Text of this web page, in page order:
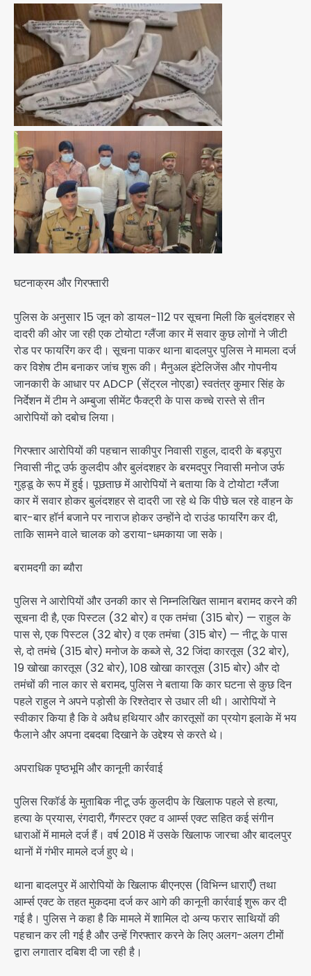
घटनाक्रम और गिरफ्तारी
पुलिस के अनुसार 15 जून को डायल-112 पर सूचना मिली कि बुलंदशहर से
दादरी की ओर जा रही एक टोयोटा ग्लैंजा कार में सवार कुछ लोगों ने जीटी
रोड पर फायरिंग कर दी। सूचना पाकर थाना बादलपुर पुलिस ने मामला दर्ज
कर विशेष टीम बनाकर जांच शुरू की। मैनुअल इंटेलिजेंस और गोपनीय
जानकारी के आधार पर ADCP (सेंट्रल नोएडा) स्वतंत्र कुमार सिंह के
निर्देशन में टीम ने अम्बुजा सीमेंट फैक्ट्री के पास कच्चे रास्ते से तीन
आरोपियों को दबोच लिया।
गिरफ्तार आरोपियों की पहचान साकीपुर निवासी राहुल, दादरी के बड़पुरा
निवासी नीटू उर्फ कुलदीप और बुलंदशहर के बरमदपुर निवासी मनोज उर्फ
गुड्डू के रूप में हुई। पूछताछ में आरोपियों ने बताया कि वे टोयोटा ग्लैंजा
कार में सवार होकर बुलंदशहर से दादरी जा रहे थे कि पीछे चल रहे वाहन के
बार-बार हॉर्न बजाने पर नाराज होकर उन्होंने दो राउंड फायरिंग कर दी,
ताकि सामने वाले चालक को डराया-धमकाया जा सके।
बरामदगी का ब्यौरा
पुलिस ने आरोपियों और उनकी कार से निम्नलिखित सामान बरामद करने की
सूचना दी है, एक पिस्टल (32 बोर) व एक तमंचा (315 बोर) — राहुल के
पास से, एक पिस्टल (32 बोर) व एक तमंचा (315 बोर) — नीटू के पास
से, दो तमंचे (315 बोर) मनोज के कब्जे से, 32 जिंदा कारतूस (32 बोर),
19 खोखा कारतूस (32 बोर), 108 खोखा कारतूस (315 बोर) और दो
तमंचों की नाल कार से बरामद, पुलिस ने बताया कि कार घटना से कुछ दिन
पहले राहुल ने अपने पड़ोसी के रिश्तेदार से उधार ली थी। आरोपियों ने
स्वीकार किया है कि वे अवैध हथियार और कारतूसों का प्रयोग इलाके में भय
फैलाने और अपना दबदबा दिखाने के उद्देश्य से करते थे।
अपराधिक पृष्ठभूमि और कानूनी कार्रवाई
पुलिस रिकॉर्ड के मुताबिक नीटू उर्फ कुलदीप के खिलाफ पहले से हत्या,
हत्या के प्रयास, रंगदारी, गैंगस्टर एक्ट व आर्म्स एक्ट सहित कई संगीन
धाराओं में मामले दर्ज हैं। वर्ष 2018 में उसके खिलाफ जारचा और बादलपुर
थानों में गंभीर मामले दर्ज हुए थे।
थाना बादलपुर में आरोपियों के खिलाफ बीएनएस (विभिन्न धाराएँ) तथा
आर्म्स एक्ट के तहत मुकदमा दर्ज कर आगे की कानूनी कार्रवाई शुरू कर दी
गई है। पुलिस ने कहा है कि मामले में शामिल दो अन्य फरार साथियों की
पहचान कर ली गई है और उन्हें गिरफ्तार करने के लिए अलग-अलग टीमों
द्वारा लगातार दबिश दी जा रही है।